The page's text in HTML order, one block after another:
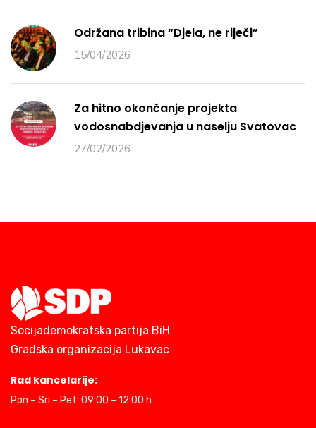
Održana tribina “Djela, ne riječi”
15/04/2026
Za hitno okončanje projekta
vodosnabdjevanja u naselju Svatovac
27/02/2026
Socijademokratska partija BiH
Gradska organizacija Lukavac
Rad kancelarije:
Pon – Sri – Pet: 09:00 – 12:00 h